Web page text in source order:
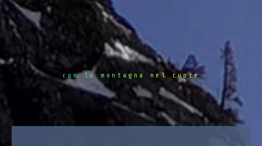
con la montagna nel cuore